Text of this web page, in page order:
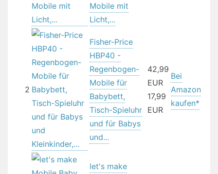
Mobile mit
Licht,...
2
Fisher-Price
HBP40 -
Regenbogen-
Mobile für
Babybett,
Tisch-Spieluhr
und für Babys
und...
42,99
EUR
17,99
EUR
Bei
Amazon
kaufen*
let's make